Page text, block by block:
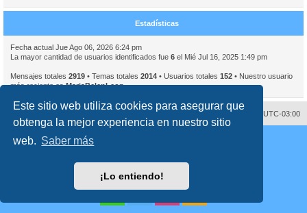
Este sitio web utiliza cookies para asegurar que
obtenga la mejor experiencia en nuestro sitio
web. Saber más
¡Lo entiendo!
Estadísticas
Fecha actual Jue Ago 06, 2026 6:24 pm
La mayor cantidad de usuarios identificados fue 6 el Mié Jul 16, 2025 1:49 pm
Mensajes totales 2919 • Temas totales 2014 • Usuarios totales 152 • Nuestro usuario
más reciente esMariaBelenLeon
Todos los horarios son UTC-03:00
Borrar cookies
Desarrollado por
® Forum Software © phpBB Limited
Traducción al español porphpBB España
Condiciones